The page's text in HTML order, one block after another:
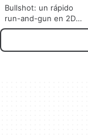
Bullshot: un rápido
run-and-gun en 2D
con sabor a arcade